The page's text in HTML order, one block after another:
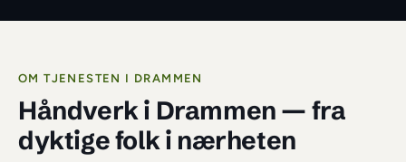
OM TJENESTEN I DRAMMEN
Håndverk i Drammen — fra
dyktige folk i nærheten